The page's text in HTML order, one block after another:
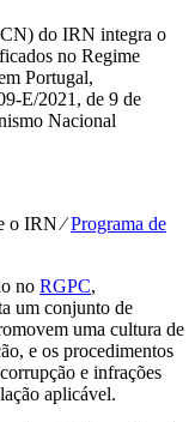
do IRN integra o
no Regime
Portugal,
E/2021, de 9 de
Nacional
o IRN⁄Programa de
no RGPC,
um conjunto de
uma cultura de
e os procedimentos
e infrações
aplicável.